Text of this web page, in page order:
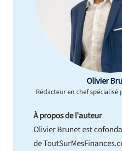
Olivier
Rédacteur en chef
À propos de l'auteur
Olivier Brunet est
de